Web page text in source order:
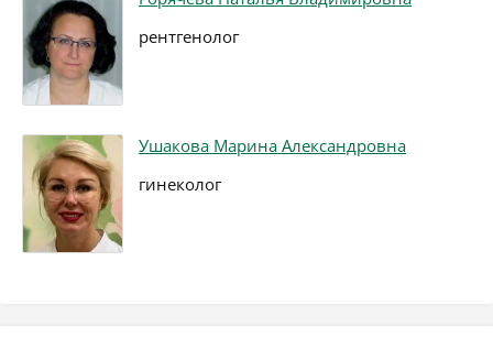
рентгенолог
Ушакова Марина Александровна
гинеколог